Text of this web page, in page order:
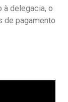
à delegacia, o
de pagamento